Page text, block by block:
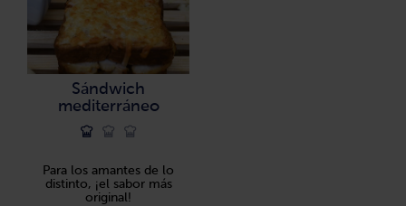
Sándwich
mediterráneo
Para los amantes de lo
distinto, ¡el sabor más
original!